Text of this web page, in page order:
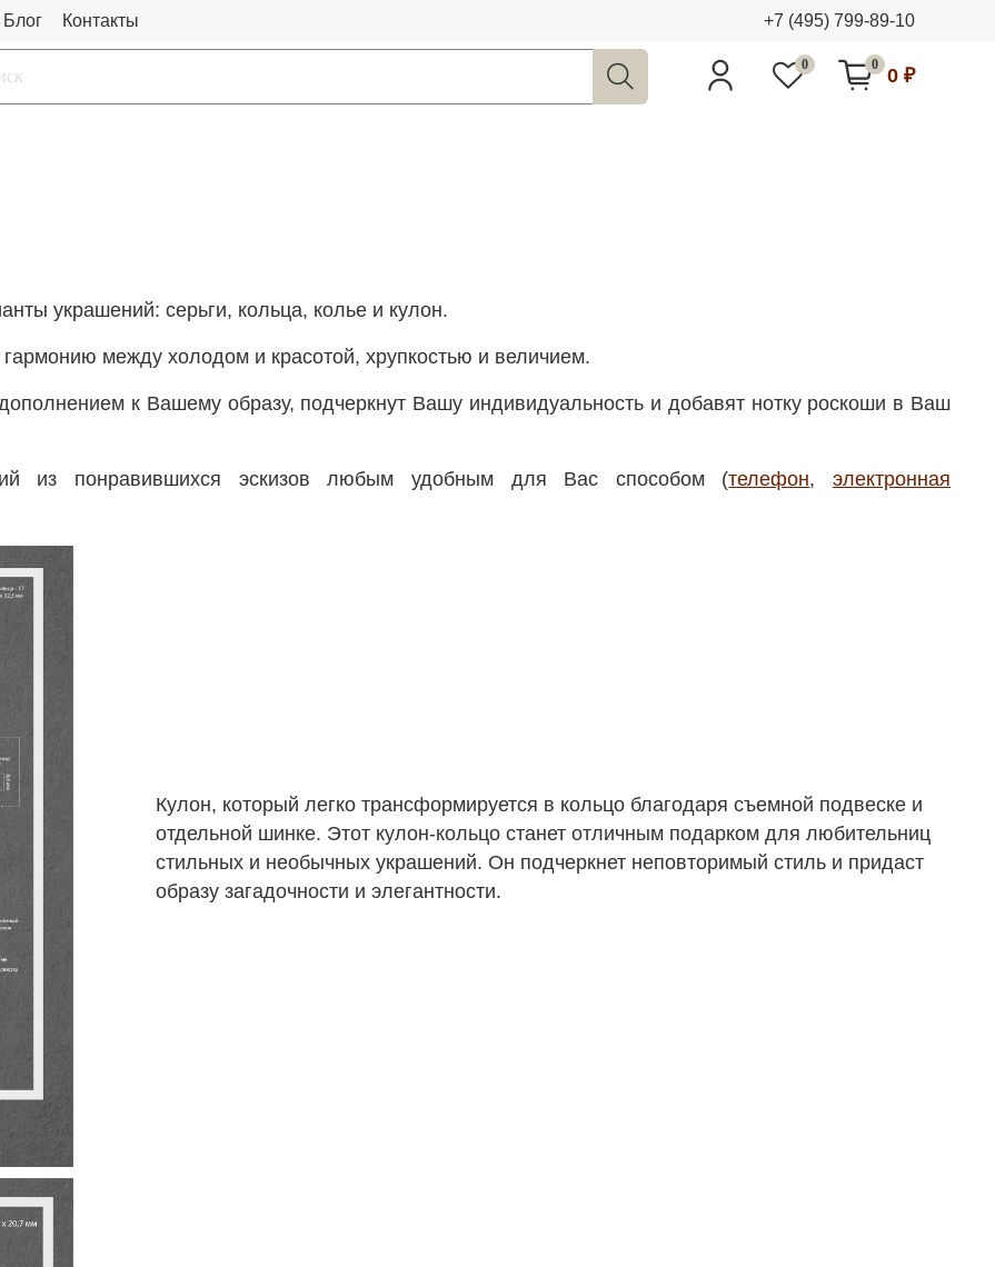
Блог Контакты +7 (495) 799-89-10
0 0 0 ₽
украшений: серьги, кольца, колье и кулон.
гармонию между холодом и красотой, хрупкостью и величием.
к Вашему образу, подчеркнут Вашу индивидуальность и добавят нотку роскоши в Ваш
из понравившихся эскизов любым удобным для Вас способом (телефон,электронная
Кулон, который легко трансформируется в кольцо благодаря съемной подвеске и
отдельной шинке. Этот кулон-кольцо станет отличным подарком для любительниц
стильных и необычных украшений. Он подчеркнет неповторимый стиль и придаст
образу загадочности и элегантности.